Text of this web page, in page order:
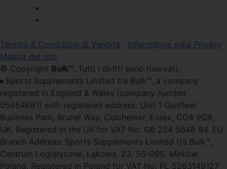
Termini & Condizioni di Vendita
Informativa sulla Privacy
Mappa del sito
© Copyright Bulk™. Tutti i diritti sono riservati.
Sports Supplements Limited t/a Bulk™, a company
registered in England & Wales (company number
05654661) with registered address: Unit 1 Gunfleet
Business Park, Brunel Way, Colchester, Essex, CO4 9QX,
UK. Registered in the UK for VAT No. GB 254 5648 84. EU
Branch Address: Sports Supplements Limited t/a Bulk™,
Centrum Logistyczne, Łąkowa, 23, 55-095, Mirków,
Poland. Registered in Poland for VAT No. PL 5263149127